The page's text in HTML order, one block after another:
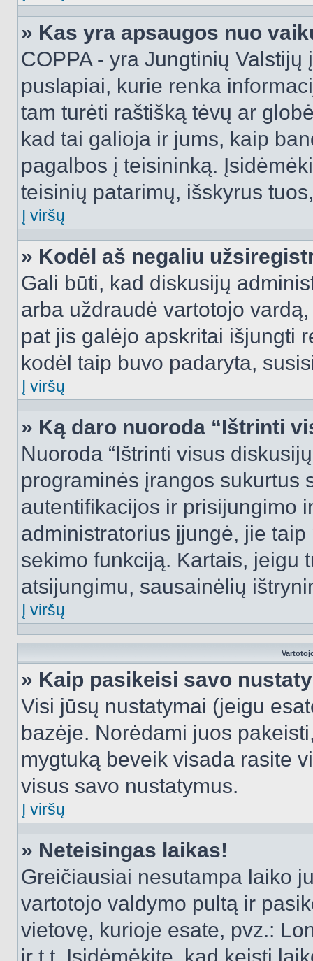
» Kas yra apsaugos nuo
COPPA - yra Jungtinių
puslapiai, kurie renka
tam turėti raštišką tėvų ar
kad tai galioja ir jums, kaip
pagalbos į teisininką.
teisinių patarimų, išskyrus
Į viršų
» Kodėl aš negaliu
Gali būti, kad diskusijų
arba uždraudė vartotojo
pat jis galėjo apskritai išjungti
kodėl taip buvo padaryta,
Į viršų
» Ką daro nuoroda “Ištrinti
Nuoroda “Ištrinti visus
programinės įrangos sukurtus
autentifikacijos ir prisijungimo
administratorius įjungė, jie
sekimo funkciją. Kartais, jeigu
atsijungimu, sausainėlių
Į viršų
» Kaip pasikeisi savo
Visi jūsų nustatymai (jeigu
bazėje. Norėdami juos
mygtuką beveik visada rasite
visus savo nustatymus.
Į viršų
» Neteisingas laikas!
Greičiausiai nesutampa laiko
vartotojo valdymo pultą ir
vietovę, kurioje esate, pvz.: